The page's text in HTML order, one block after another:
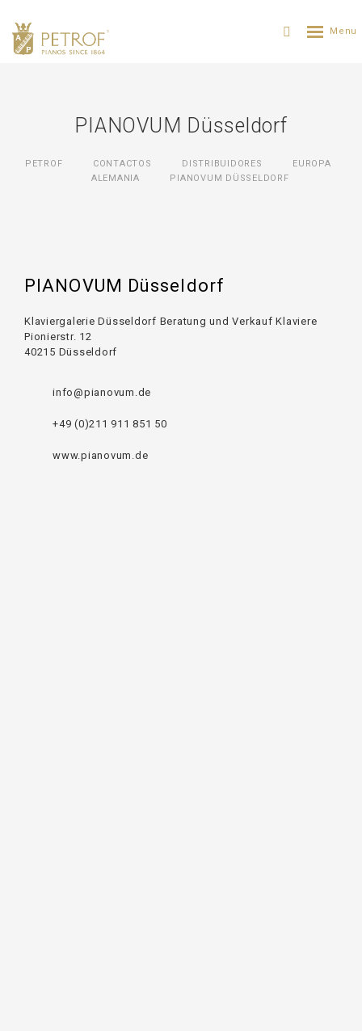
PIANOVUM Düsseldorf
PETROF CONTACTOS DISTRIBUIDORES
ЕUROPA
ALEMANIA
PIANOVUM DÜSSELDORF
PIANOVUM Düsseldorf
Klaviergalerie Düsseldorf Beratung und Verkauf Klaviere
Pionierstr. 12
40215 Düsseldorf
info@pianovum.de
+49 (0)211 911 851 50
www.pianovum.de